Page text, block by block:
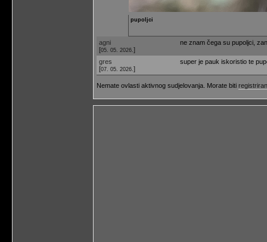
pupoljci
agni
[05. 05. 2026. ]
ne znam čega su pupoljci,
gres
[07. 05. 2026. ]
super je pauk iskoristio te
Nemate ovlasti aktivnog sudjelovanja. Morate biti